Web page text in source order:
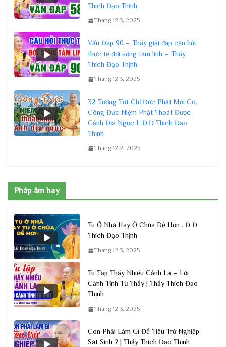
Thích Đạo Thịnh
Tháng 12 3, 2025
Vấn Đáp 90 – Thầy giải đáp câu hỏi
thực tế đời sống tâm linh – Thầy
Thích Đạo Thịnh
Tháng 12 3, 2025
32 Tướng Tốt Chỉ Đức Phật Mới Có,
Công Đức Niệm Phật Thoát Được
Cảnh Địa Ngục L Đ.Đ Thích Đạo
Thịnh
Tháng 12 2, 2025
Pháp âm hay
Tu Ở Nhà Hay Ở Chùa Dễ Hơn . Đ Đ
Thích Đạo Thịnh
Tháng 12 3, 2025
Tu Tập Thấy Nhiều Cảnh Lạ – Lời
Cảnh Tỉnh Từ Thầy | Thầy Thích Đạo
Thịnh
Tháng 12 3, 2025
Con Phải Làm Gì Để Tiêu Trừ Nghiệp
Sát Sinh ? | Thầy Thích Đạo Thịnh